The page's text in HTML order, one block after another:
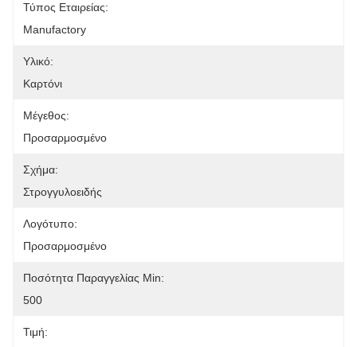
Τύπος Εταιρείας:
Manufactory
Υλικό:
Καρτόνι
Μέγεθος:
Προσαρμοσμένο
Σχήμα:
Στρογγυλοειδής
Λογότυπο:
Προσαρμοσμένο
Ποσότητα Παραγγελίας Min:
500
Τιμή: